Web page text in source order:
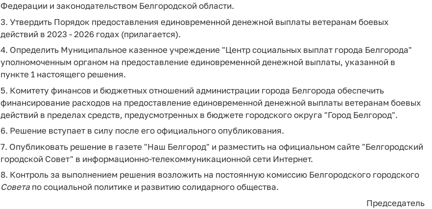
Федерации и законодательством Белгородской области.
3. Утвердить Порядок предоставления единовременной денежной выплаты ветеранам боевых
действий в 2023 - 2026 годах (прилагается).
4. Определить Муниципальное казенное учреждение "Центр социальных выплат города Белгорода"
уполномоченным органом на предоставление единовременной денежной выплаты, указанной в
пункте 1 настоящего решения.
5. Комитету финансов и бюджетных отношений администрации города Белгорода обеспечить
финансирование расходов на предоставление единовременной денежной выплаты ветеранам боевых
действий в пределах средств, предусмотренных в бюджете городского округа "Город Белгород".
6. Решение вступает в силу после его официального опубликования.
7. Опубликовать решение в газете "Наш Белгород" и разместить на официальном сайте "Белгородский
городской Совет" в информационно-телекоммуникационной сети Интернет.
8. Контроль за выполнением решения возложить на постоянную комиссию Белгородского городского
Совета по социальной политике и развитию солидарного общества.
Председатель